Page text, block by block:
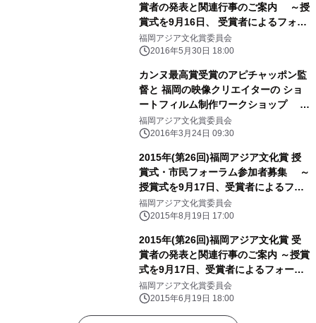
賞者の発表と関連行事のご案内 ～授
賞式を9月16日、 受賞者によるフォー
ラムを9月17日から開催～
福岡アジア文化賞委員会
2016年5月30日 18:00
カンヌ最高賞受賞のアピチャッポン監
督と 福岡の映像クリエイターの ショ
ートフィルム制作ワークショップ 4
月16日に一般公開、17日に完成作品上
映
福岡アジア文化賞委員会
2016年3月24日 09:30
2015年(第26回)福岡アジア文化賞 授
賞式・市民フォーラム参加者募集 ～
授賞式を9月17日、受賞者によるフォ
ーラムを9月19日・20日に開催 ～
福岡アジア文化賞委員会
2015年8月19日 17:00
2015年(第26回)福岡アジア文化賞 受
賞者の発表と関連行事のご案内 ～授賞
式を9月17日、受賞者によるフォーラ
ムを9月19日から開催～
福岡アジア文化賞委員会
2015年6月19日 18:00